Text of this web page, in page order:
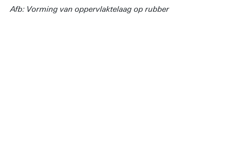
Afb: Vorming van oppervlaktelaag op rubber